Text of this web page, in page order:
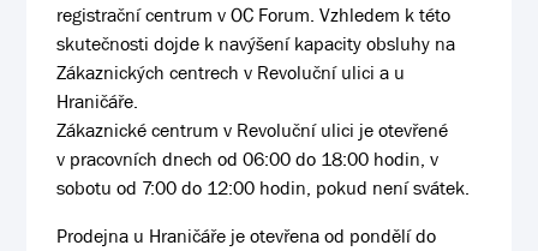
registrační centrum v OC Forum. Vzhledem k této
skutečnosti dojde k navýšení kapacity obsluhy na
Zákaznických centrech v Revoluční ulici a u
Hraničáře.
Zákaznické centrum v Revoluční ulici je otevřené
v pracovních dnech od 06:00 do 18:00 hodin, v
sobotu od 7:00 do 12:00 hodin, pokud není svátek.
Prodejna u Hraničáře je otevřena od pondělí do